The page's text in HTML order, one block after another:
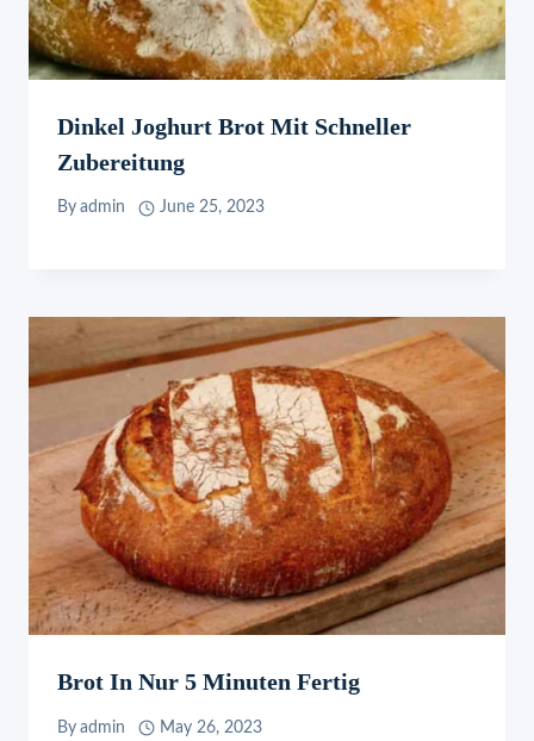
Dinkel Joghurt Brot Mit Schneller
Zubereitung
By admin June 25, 2023
Brot In Nur 5 Minuten Fertig
By admin May 26, 2023